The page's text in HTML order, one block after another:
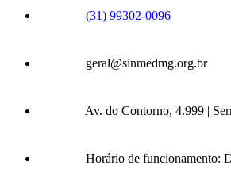
(31) 99302-0096
geral@sinmedmg.org.br
Av. do Contorno, 4.999 |
Horário de funcionamento: